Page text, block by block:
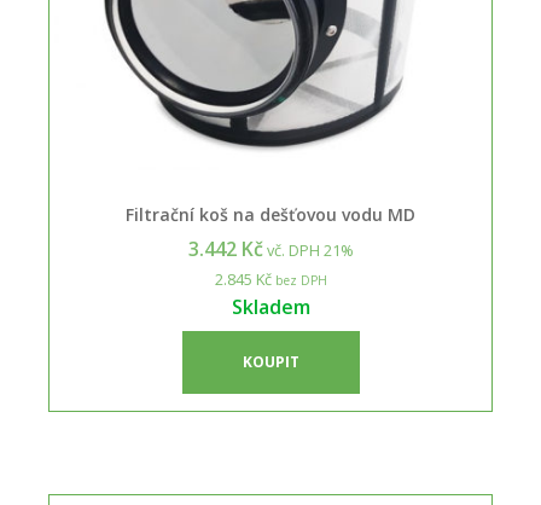
Filtrační koš na dešťovou vodu MD
3.442 Kčvč. DPH 21%
2.845 Kčbez DPH
Skladem
KOUPIT